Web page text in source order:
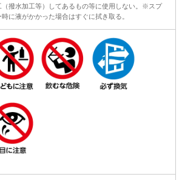
（撥水加工等）してあるもの等に使用しない。※スプ
時に液がかかった場合はすぐに拭き取る。